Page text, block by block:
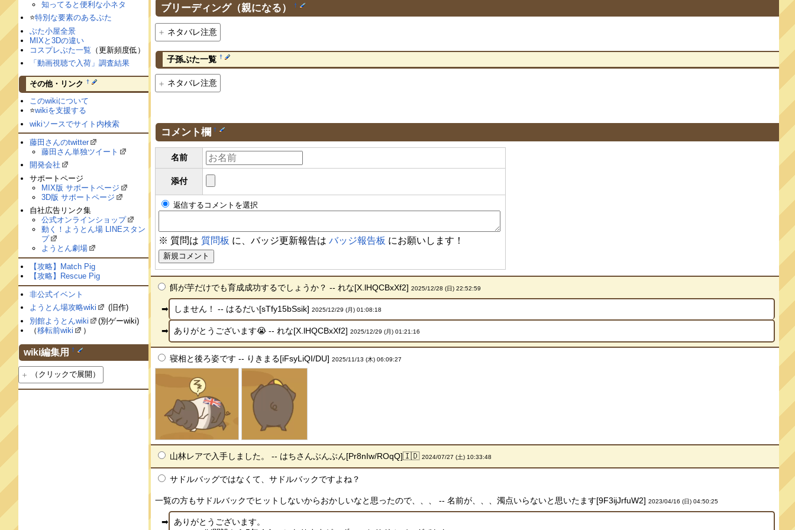
ブリーディング（親になる） †
ネタバレ注意
子孫ぶた一覧 †
ネタバレ注意
コメント欄 †
名前
添付
返信するコメントを選択
※ 質問は 質問板 に、バッジ更新報告はバッジ報告板 にお願いします！
餌が芋だけでも育成成功するでしょうか？ -- れな[X.lHQCBxXf2]2025/12/28 (日) 22:52:59
しません！ -- はるだい[sTfy15bSsik]2025/12/29 (月) 01:08:18
ありがとうございます😭 -- れな[X.lHQCBxXf2]2025/12/29 (月) 01:21:16
寝相と後ろ姿です -- りきまる[iFsyLiQI/DU]2025/11/13 (木) 06:09:27
山林レアで入手しました。 -- はちさんぶんぶん[Pr8nIw/ROqQ]🇮🇩2024/07/27 (土) 10:33:48
サドルバッグではなくて、サドルバックですよね？
一覧の方もサドルバックでヒットしないからおかしいなと思ったので、、、 -- 名前が、、、濁点いらないと思いたます[9F3ijJrfuW2]2023/04/16 (日) 04:50:25
ありがとうございます。
知ってると便利な小ネタ
⭐️特別な要素のあるぶた
ぶた小屋全景
MIXと3Dの違い
コスプレぶた一覧 （更新頻度低）
「動画視聴で入荷」調査結果
その他・リンク †
このwikiについて
⭐️wikiを支援する
wikiソースでサイト内検索
藤田さんのtwitter
藤田さん単独ツイート
開発会社
サポートページ
MIX版 サポートページ
3D版 サポートページ
自社広告リンク集
公式オンラインショップ
動く！ようとん場 LINEスタン
プ
ようとん劇場
【攻略】Match Pig
【攻略】Rescue Pig
非公式イベント
ようとん場攻略wiki
(旧作)
別館ようとんwiki
(別ゲーwiki)
（移転前wiki ）
wiki編集用 †
（クリックで展開）